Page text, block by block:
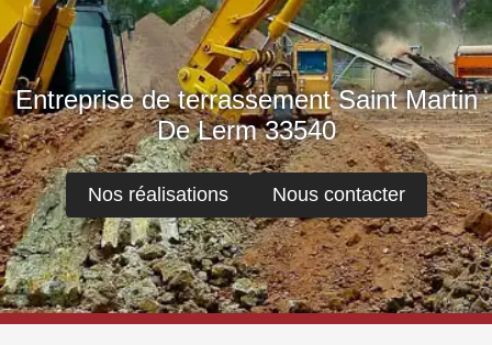
Entreprise de terrassement Saint Martin
De Lerm 33540
Nos réalisations Nous contacter